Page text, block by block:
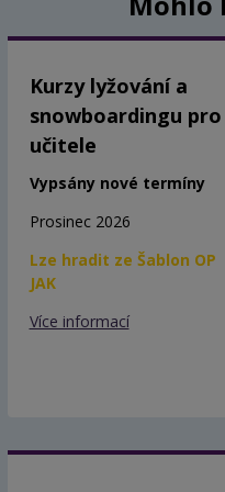
Kurzy lyžování a
snowboardingu pro
učitele
Vypsány nové termíny
Prosinec 2026
Lze hradit ze Šablon OP
JAK
Více informací